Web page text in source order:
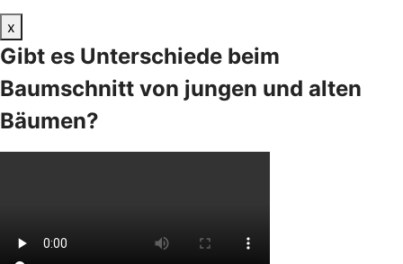
x
Gibt es Unterschiede beim
Baumschnitt von jungen und alten
Bäumen?